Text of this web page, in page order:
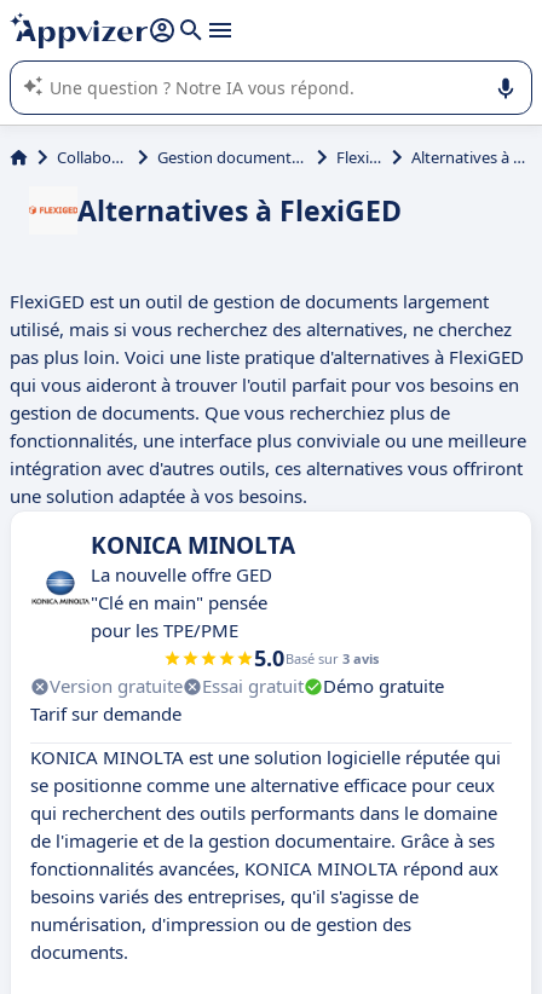
répondre (plusieurs lignes avec
L'IA de Appvizer vous guide dans l'utilisation ou la sélection de
logiciel SaaS en entreprise.
Collaboration Gestion documentaire (GED) FlexiGED Alternatives à FlexiGED
Alternatives à FlexiGED
FlexiGED est un outil de gestion de documents largement
utilisé, mais si vous recherchez des alternatives, ne cherchez
pas plus loin. Voici une liste pratique d'alternatives à FlexiGED
qui vous aideront à trouver l'outil parfait pour vos besoins en
gestion de documents. Que vous recherchiez plus de
fonctionnalités, une interface plus conviviale ou une meilleure
intégration avec d'autres outils, ces alternatives vous offriront
une solution adaptée à vos besoins.
KONICA MINOLTA
La nouvelle offre GED
"Clé en main" pensée
pour les TPE/PME
5.0Basé sur 3 avis
Version gratuite Essai gratuit
Démo gratuite
Tarif sur demande
KONICA MINOLTA est une solution logicielle réputée qui
se positionne comme une alternative efficace pour ceux
qui recherchent des outils performants dans le domaine
de l'imagerie et de la gestion documentaire. Grâce à ses
fonctionnalités avancées, KONICA MINOLTA répond aux
besoins variés des entreprises, qu'il s'agisse de
numérisation, d'impression ou de gestion des
documents.